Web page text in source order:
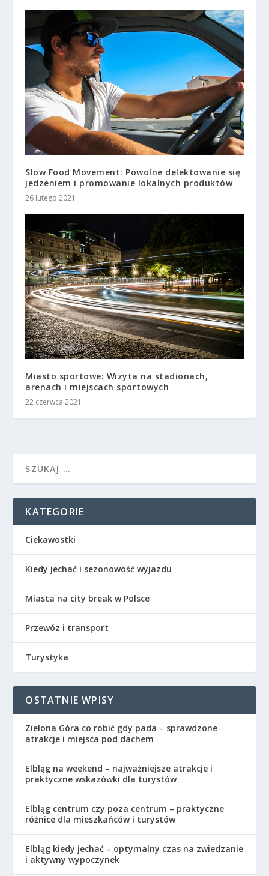
Slow Food Movement: Powolne delektowanie się
jedzeniem i promowanie lokalnych produktów
26 lutego 2021
Miasto sportowe: Wizyta na stadionach,
arenach i miejscach sportowych
22 czerwca 2021
KATEGORIE
Ciekawostki
Kiedy jechać i sezonowość wyjazdu
Miasta na city break w Polsce
Przewóz i transport
Turystyka
OSTATNIE WPISY
Zielona Góra co robić gdy pada – sprawdzone
atrakcje i miejsca pod dachem
Elbląg na weekend – najważniejsze atrakcje i
praktyczne wskazówki dla turystów
Elbląg centrum czy poza centrum – praktyczne
różnice dla mieszkańców i turystów
Elbląg kiedy jechać – optymalny czas na zwiedzanie
i aktywny wypoczynek